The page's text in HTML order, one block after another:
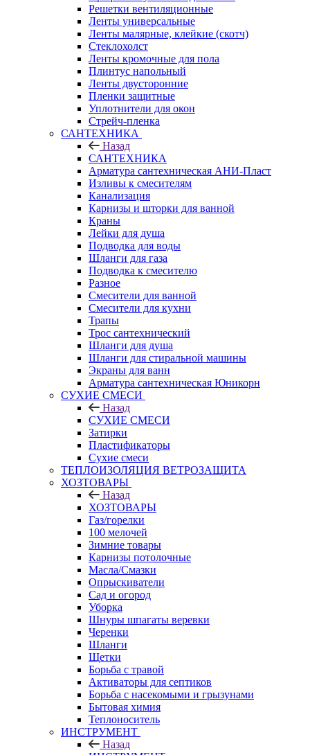
Решетки вентиляционные
Ленты универсальные
Ленты малярные, клейкие (скотч)
Стеклохолст
Ленты кромочные для пола
Плинтус напольный
Ленты двусторонние
Пленки защитные
Уплотнители для окон
Стрейч-пленка
САНТЕХНИКА
Назад
САНТЕХНИКА
Арматура сантехническая АНИ-Пласт
Изливы к смесителям
Канализация
Карнизы и шторки для ванной
Краны
Лейки для душа
Подводка для воды
Шланги для газа
Подводка к смесителю
Разное
Смесители для ванной
Смесители для кухни
Трапы
Трос сантехнический
Шланги для душа
Шланги для стиральной машины
Экраны для ванн
Арматура сантехническая Юникорн
СУХИЕ СМЕСИ
Назад
СУХИЕ СМЕСИ
Затирки
Пластификаторы
Сухие смеси
ТЕПЛОИЗОЛЯЦИЯ ВЕТРОЗАЩИТА
ХОЗТОВАРЫ
Назад
ХОЗТОВАРЫ
Газ/горелки
100 мелочей
Зимние товары
Карнизы потолочные
Масла/Смазки
Опрыскиватели
Сад и огород
Уборка
Шнуры шпагаты веревки
Черенки
Шланги
Щетки
Борьба с травой
Активаторы для септиков
Борьба с насекомыми и грызунами
Бытовая химия
Теплоноситель
ИНСТРУМЕНТ
Назад